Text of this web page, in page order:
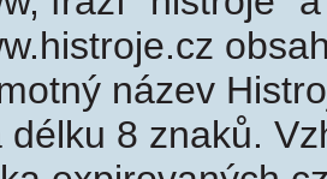
název
délku 8 znaků.